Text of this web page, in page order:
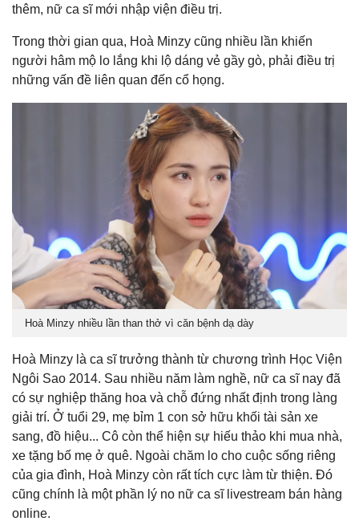
thêm, nữ ca sĩ mới nhập viện điều trị.
Trong thời gian qua, Hoà Minzy cũng nhiều lần khiến
người hâm mộ lo lắng khi lộ dáng vẻ gầy gò, phải điều trị
những vấn đề liên quan đến cổ họng.
Hoà Minzy nhiều lần than thở vì căn bệnh dạ dày
Hoà Minzy là ca sĩ trưởng thành từ chương trình Học Viện
Ngôi Sao 2014. Sau nhiều năm làm nghề, nữ ca sĩ nay đã
có sự nghiệp thăng hoa và chỗ đứng nhất định trong làng
giải trí. Ở tuổi 29, mẹ bỉm 1 con sở hữu khối tài sản xe
sang, đồ hiệu... Cô còn thể hiện sự hiếu thảo khi mua nhà,
xe tặng bố mẹ ở quê. Ngoài chăm lo cho cuộc sống riêng
của gia đình, Hoà Minzy còn rất tích cực làm từ thiện. Đó
cũng chính là một phần lý no nữ ca sĩ livestream bán hàng
online.